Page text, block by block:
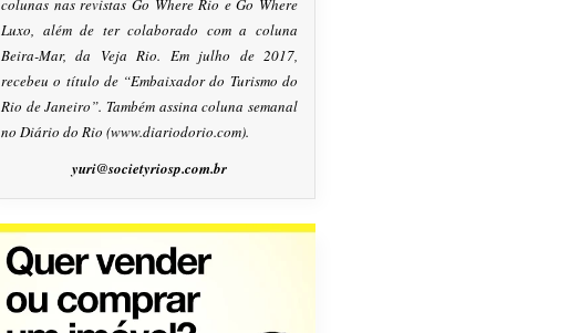
colunas nas revistas Go Where Rio e Go Where
Luxo, além de ter colaborado com a coluna
Beira-Mar, da Veja Rio. Em julho de 2017,
recebeu o título de “Embaixador do Turismo do
Rio de Janeiro”. Também assina coluna semanal
no Diário do Rio (www.diariodorio.com).
yuri@societyriosp.com.br